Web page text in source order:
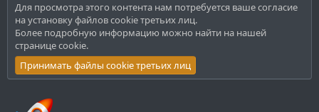
Для просмотра этого контента нам потребуется ваше согласие
на установку файлов cookie третьих лиц.
Более подробную информацию можно найти на нашей
странице cookie.
Принимать файлы cookie третьих лиц